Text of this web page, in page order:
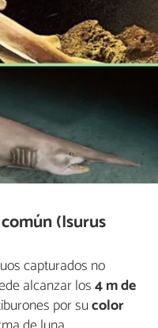
(Isurus
capturados no
alcanzar los4 m de
por sucolor